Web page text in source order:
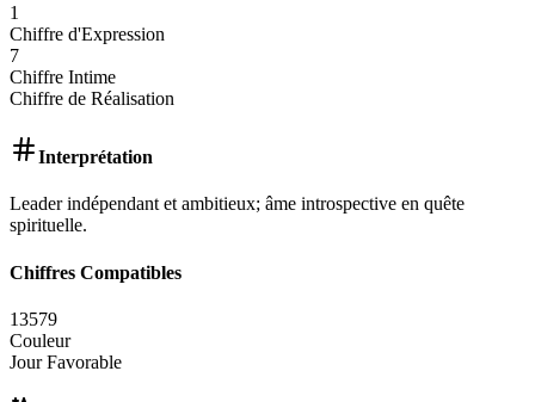
1
Chiffre d'Expression
7
Chiffre Intime
Chiffre de Réalisation
Interprétation
Leader indépendant et ambitieux; âme introspective en quête
spirituelle.
Chiffres Compatibles
13579
Couleur
Jour Favorable